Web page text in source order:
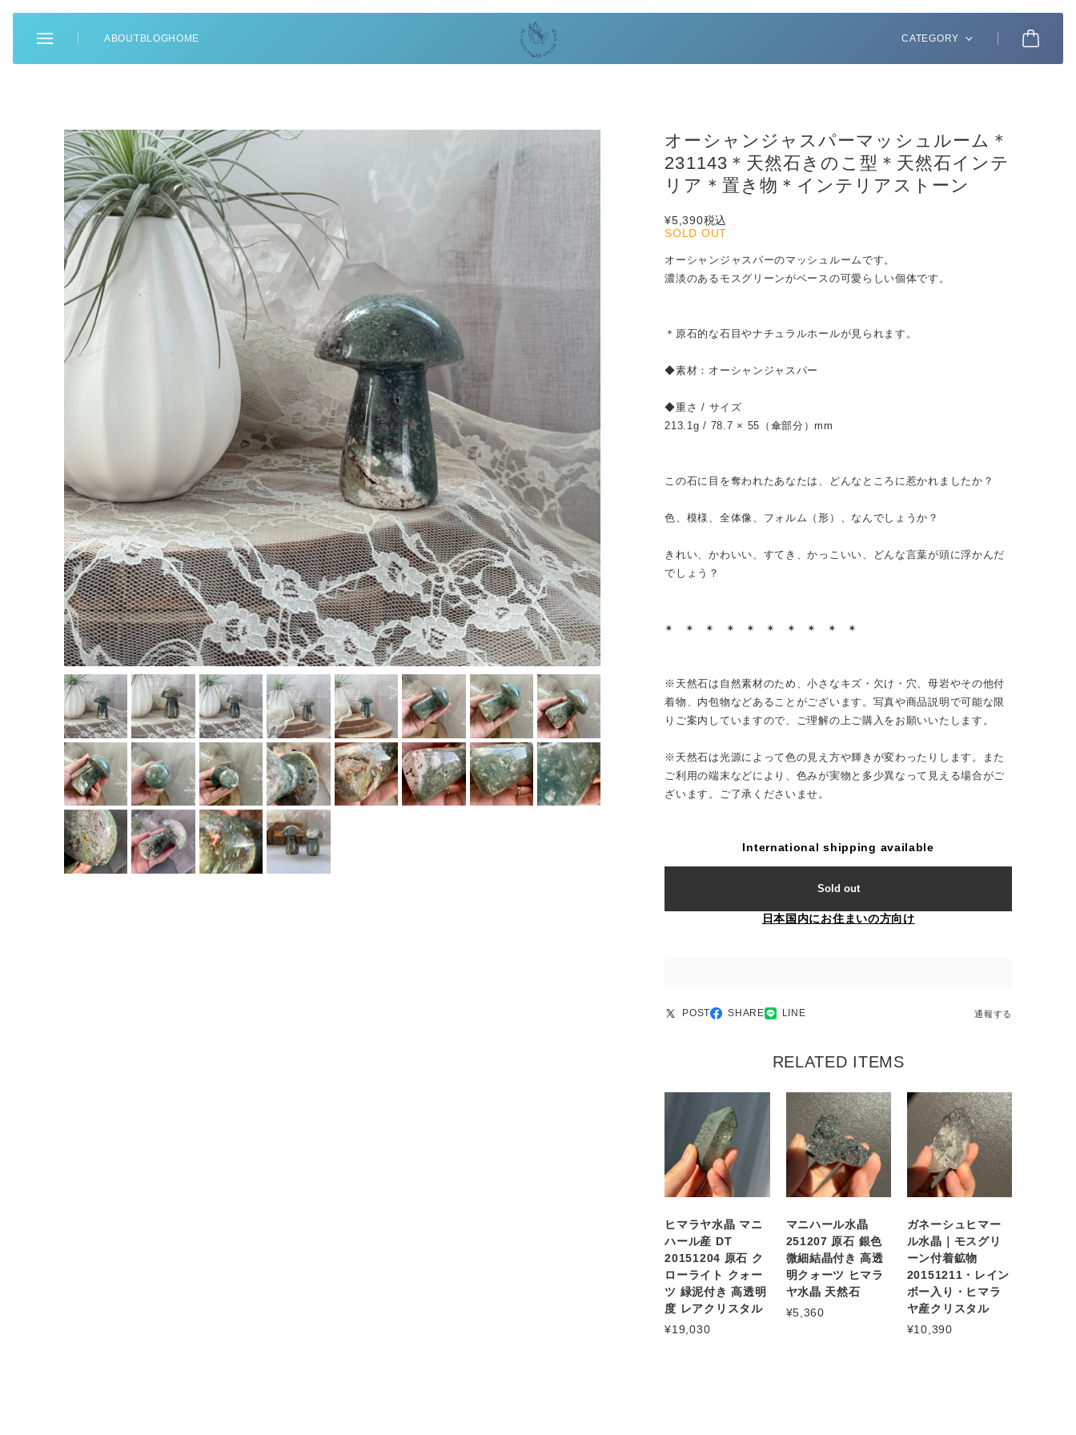
ABOUTBLOGHOME CATEGORY
オーシャンジャスパーマッシュルーム＊
231143＊天然石きのこ型＊天然石インテ
リア＊置き物＊インテリアストーン
¥5,390税込
SOLD OUT
オーシャンジャスパーのマッシュルームです。
濃淡のあるモスグリーンがベースの可愛らしい個体です。
＊原石的な石目やナチュラルホールが見られます。
◆素材：オーシャンジャスパー
◆重さ / サイズ
213.1g / 78.7 × 55（傘部分）mm
この石に目を奪われたあなたは、どんなところに惹かれましたか？
色、模様、全体像、フォルム（形）、なんでしょうか？
きれい、かわいい、すてき、かっこいい、どんな言葉が頭に浮かんだ
でしょう？
✴︎ ✴︎ ✴︎ ✴︎ ✴︎ ✴︎ ✴︎ ✴︎ ✴︎ ✴︎
※天然石は自然素材のため、小さなキズ・欠け・穴、母岩やその他付
着物、内包物などあることがございます。写真や商品説明で可能な限
りご案内していますので、ご理解の上ご購入をお願いいたします。
※天然石は光源によって色の見え方や輝きが変わったりします。また
ご利用の端末などにより、色みが実物と多少異なって見える場合がご
ざいます。ご了承くださいませ。
International shipping available
Sold out
日本国内にお住まいの方向け
POST SHARE LINE 通報する
RELATED ITEMS
ヒマラヤ水晶 マニ
ハール産 DT
20151204 原石 ク
ローライト クォー
ツ 緑泥付き 高透明
度 レアクリスタル
¥19,030
マニハール水晶
251207 原石 銀色
微細結晶付き 高透
明クォーツ ヒマラ
ヤ水晶 天然石
¥5,360
ガネーシュヒマー
ル水晶｜モスグリ
ーン付着鉱物
20151211・レイン
ボー入り・ヒマラ
ヤ産クリスタル
¥10,390